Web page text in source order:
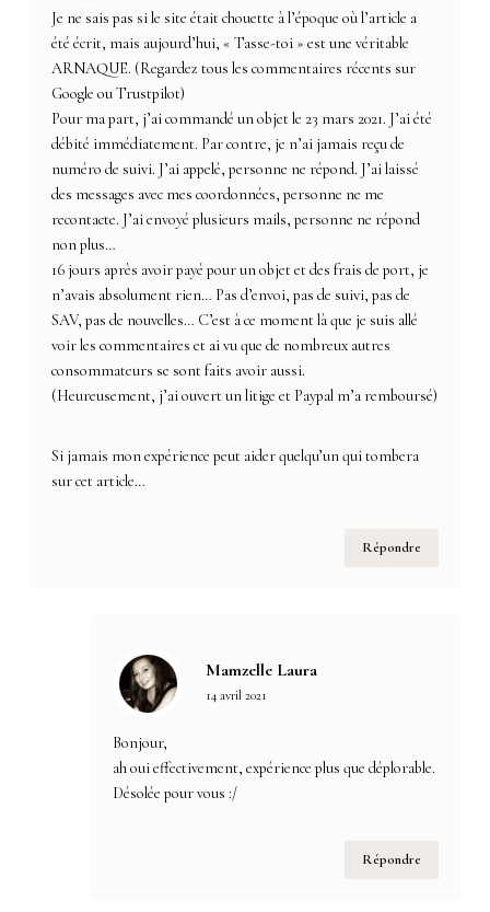
Je ne sais pas si le site était chouette à l’époque où l’article a
été écrit, mais aujourd’hui, « Tasse-toi » est une véritable
ARNAQUE. (Regardez tous les commentaires récents sur
Google ou Trustpilot)
Pour ma part, j’ai commandé un objet le 23 mars 2021. J’ai été
débité immédiatement. Par contre, je n’ai jamais reçu de
numéro de suivi. J’ai appelé, personne ne répond. J’ai laissé
des messages avec mes coordonnées, personne ne me
recontacte. J’ai envoyé plusieurs mails, personne ne répond
non plus…
16 jours après avoir payé pour un objet et des frais de port, je
n’avais absolument rien… Pas d’envoi, pas de suivi, pas de
SAV, pas de nouvelles… C’est à ce moment là que je suis allé
voir les commentaires et ai vu que de nombreux autres
consommateurs se sont faits avoir aussi.
(Heureusement, j’ai ouvert un litige et Paypal m’a remboursé)
Si jamais mon expérience peut aider quelqu’un qui tombera
sur cet article…
Répondre
Mamzelle Laura
14 avril 2021
Bonjour,
ah oui effectivement, expérience plus que déplorable.
Désolée pour vous :/
Répondre